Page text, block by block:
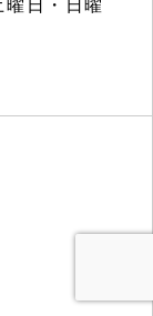
日・日曜